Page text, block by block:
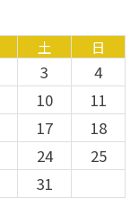
土 日
3
4
10
11
17
18
24
25
31